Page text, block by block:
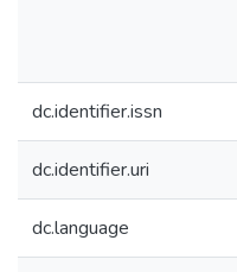
dc.identifier.issn
dc.identifier.uri
dc.language